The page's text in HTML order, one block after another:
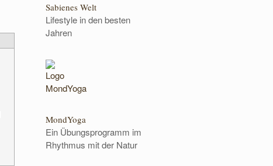
Sabienes Welt
Lifestyle in den besten
Jahren
MondYoga
Ein Übungsprogramm im
Rhythmus mit der Natur